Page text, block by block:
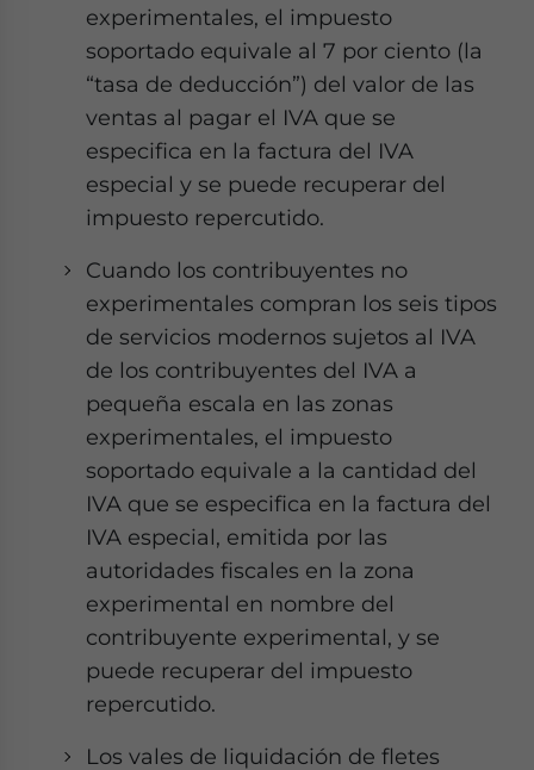
experimentales, el impuesto
soportado equivale al 7 por ciento (la
“tasa de deducción”) del valor de las
ventas al pagar el IVA que se
especifica en la factura del IVA
especial y se puede recuperar del
impuesto repercutido.
Cuando los contribuyentes no
experimentales compran los seis tipos
de servicios modernos sujetos al IVA
de los contribuyentes del IVA a
pequeña escala en las zonas
experimentales, el impuesto
soportado equivale a la cantidad del
IVA que se especifica en la factura del
IVA especial, emitida por las
autoridades fiscales en la zona
experimental en nombre del
contribuyente experimental, y se
puede recuperar del impuesto
repercutido.
Los vales de liquidación de fletes